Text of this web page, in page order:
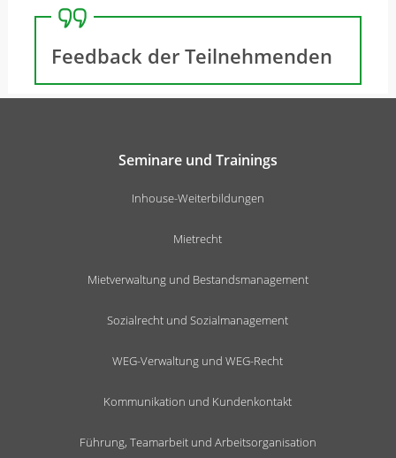
Feedback der Teilnehmenden
Seminare und Trainings
Inhouse-Weiterbildungen
Mietrecht
Mietverwaltung und Bestandsmanagement
Sozialrecht und Sozialmanagement
WEG-Verwaltung und WEG-Recht
Kommunikation und Kundenkontakt
Führung, Teamarbeit und Arbeitsorganisation